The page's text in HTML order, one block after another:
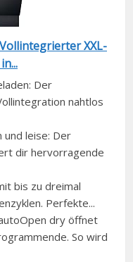
Vollintegrierter XXL-
Der
nahtlos
leise: Der
dir hervorragende
bis zu dreimal
Perfekte...
dry öffnet
So wird